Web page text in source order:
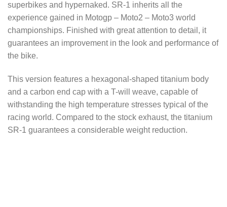
superbikes and hypernaked. SR-1 inherits all the
experience gained in Motogp – Moto2 – Moto3 world
championships. Finished with great attention to detail, it
guarantees an improvement in the look and performance of
the bike.
This version features a hexagonal-shaped titanium body
and a carbon end cap with a T-will weave, capable of
withstanding the high temperature stresses typical of the
racing world. Compared to the stock exhaust, the titanium
SR-1 guarantees a considerable weight reduction.